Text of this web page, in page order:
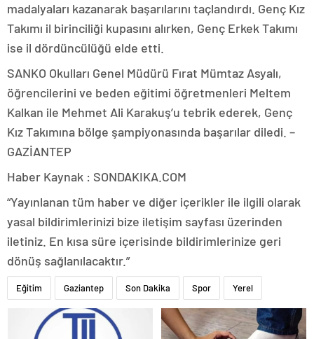
madalyaları kazanarak başarılarını taçlandırdı. Genç Kız
Takımı il birinciliği kupasını alırken, Genç Erkek Takımı
ise il dördüncülüğü elde etti.
SANKO Okulları Genel Müdürü Fırat Mümtaz Asyalı,
öğrencilerini ve beden eğitimi öğretmenleri Meltem
Kalkan ile Mehmet Ali Karakuş’u tebrik ederek, Genç
Kız Takımına bölge şampiyonasında başarılar diledi. –
GAZİANTEP
Haber Kaynak : SONDAKIKA.COM
“Yayınlanan tüm haber ve diğer içerikler ile ilgili olarak
yasal bildirimlerinizi bize iletişim sayfası üzerinden
iletiniz. En kısa süre içerisinde bildirimlerinize geri
dönüş sağlanılacaktır.”
Eğitim Gaziantep Son Dakika Spor Yerel